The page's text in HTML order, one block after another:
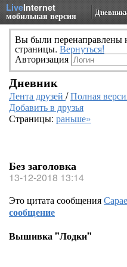
LiveInternet
мобильная версия
Вы были перенаправлены
страницы. Вернуться!
Авторизация
Дневник
Лента друзей /Полная
Добавить в друзья
Страницы: раньше»
Без заголовка
13-12-2018 13:14
Это цитата сообщения
сообщение
Вышивка "Лодки"